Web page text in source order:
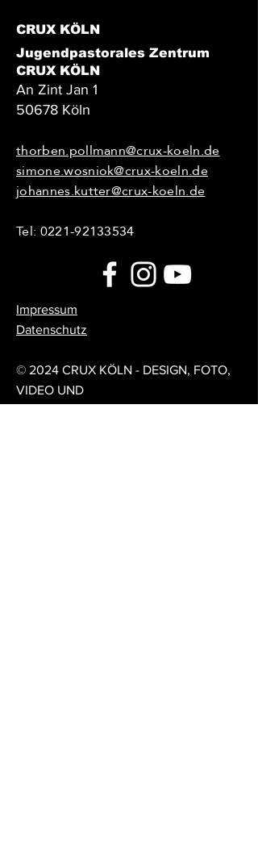
CRUX KÖLN
Jugendpastorales Zentrum
CRUX KÖLN
An Zint Jan 1
50678 Köln
thorben.pollmann@crux-koeln.de
simone.wosniok@crux-koeln.de
johannes.kutter@crux-koeln.de
Tel:0221-92133534
Impressum
Datenschutz
© 2024 CRUX KÖLN - DESIGN, FOTO,
VIDEO UND